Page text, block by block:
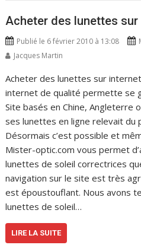
Acheter des lunettes sur
Publié le 6 février 2010 à 13:08
Jacques Martin
Acheter des lunettes sur
internet de qualité permette se
Site basés en Chine, Angleterre
ses lunettes en ligne relevait du
Désormais c’est possible et
Mister-optic.com vous permet
lunettes de soleil correctrices
navigation sur le site est très
est époustouflant. Nous avons
lunettes de soleil…
LIRE LA SUITE